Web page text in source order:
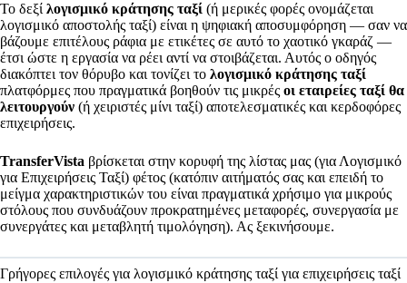
Το δεξί λογισμικό κράτησης ταξί (ή μερικές φορές ονομάζεται
λογισμικό αποστολής ταξί) είναι η ψηφιακή αποσυμφόρηση — σαν να
βάζουμε επιτέλους ράφια με ετικέτες σε αυτό το χαοτικό γκαράζ —
έτσι ώστε η εργασία να ρέει αντί να στοιβάζεται. Αυτός ο οδηγός
διακόπτει τον θόρυβο και τονίζει το λογισμικό κράτησης ταξί
πλατφόρμες που πραγματικά βοηθούν τις μικρές οι εταιρείες ταξί θα
λειτουργούν (ή χειριστές μίνι ταξί) αποτελεσματικές και κερδοφόρες
επιχειρήσεις.
TransferVista βρίσκεται στην κορυφή της λίστας μας (για Λογισμικό
για Επιχειρήσεις Ταξί) φέτος (κατόπιν αιτήματός σας και επειδή το
μείγμα χαρακτηριστικών του είναι πραγματικά χρήσιμο για μικρούς
στόλους που συνδυάζουν προκρατημένες μεταφορές, συνεργασία με
συνεργάτες και μεταβλητή τιμολόγηση). Ας ξεκινήσουμε.
Γρήγορες επιλογές για λογισμικό κράτησης ταξί για επιχειρήσεις ταξί